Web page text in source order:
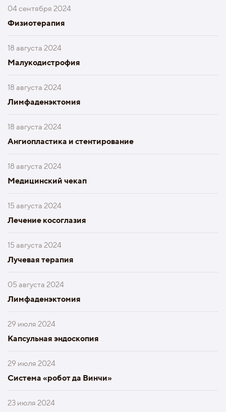
04 сентября 2024
Физиотерапия
18 августа 2024
Малукодистрофия
18 августа 2024
Лимфаденэктомия
18 августа 2024
Ангиопластика и стентирование
18 августа 2024
Медицинский чекап
15 августа 2024
Лечение косоглазия
15 августа 2024
Лучевая терапия
05 августа 2024
Лимфаденэктомия
29 июля 2024
Капсульная эндоскопия
29 июля 2024
Система «робот да Винчи»
23 июля 2024